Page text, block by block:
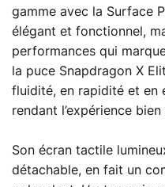
gamme avec la Surface
élégant et fonctionnel,
performances qui
la puce Snapdragon X
fluidité, en rapidité et en
rendant l’expérience
Son écran tactile
détachable, en fait un